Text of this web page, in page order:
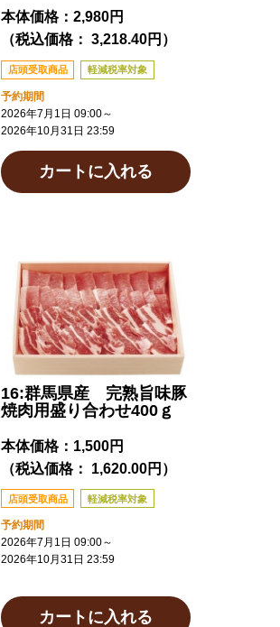
本体価格： 2,980円
（税込価格： 3,218.40円）
店頭受取商品 軽減税率対象
予約期間
2026年7月1日 09:00～
2026年10月31日 23:59
カートに入れる
16:群馬県産 完熟旨味豚
焼肉用盛り合わせ400ｇ
本体価格： 1,500円
（税込価格： 1,620.00円）
店頭受取商品 軽減税率対象
予約期間
2026年7月1日 09:00～
2026年10月31日 23:59
カートに入れる